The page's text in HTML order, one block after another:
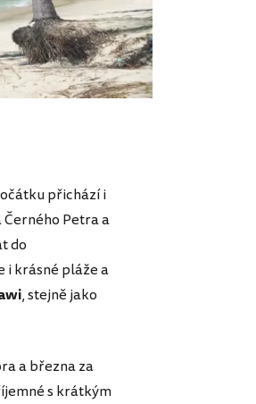
přichází i
Petra a
do
i krásné pláže a
, stejně jako
a března za
s krátkým